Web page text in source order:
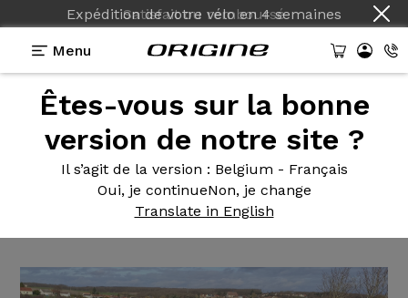
Expédition de votre véloen4 semaines
Menu
Êtes-vous sur la bonne
version de notre site ?
Il s’agit de la version : Belgium - Français
Oui, je continueNon, je change
Translate in English
Témoignages>Naja - Shimano SLX - DT Swiss XM
Naja -Shimano SLX - DT
Swiss XM 1700 Spline